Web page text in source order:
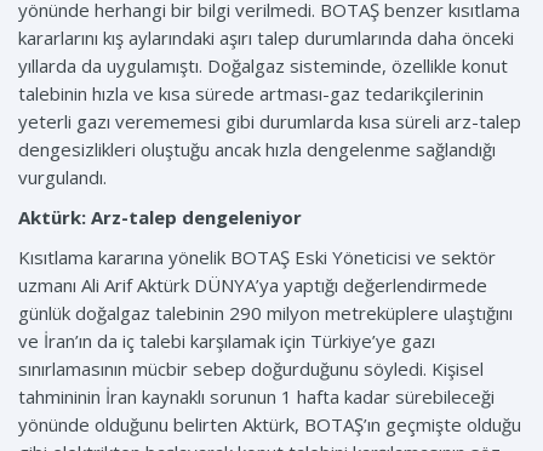
yönünde herhangi bir bilgi verilmedi. BOTAŞ benzer kısıtlama
kararlarını kış aylarındaki aşırı talep durumlarında daha önceki
yıllarda da uygulamıştı. Doğalgaz sisteminde, özellikle konut
talebinin hızla ve kısa sürede artması-gaz tedarikçilerinin
yeterli gazı verememesi gibi durumlarda kısa süreli arz-talep
dengesizlikleri oluştuğu ancak hızla dengelenme sağlandığı
vurgulandı.
Aktürk: Arz-talep dengeleniyor
Kısıtlama kararına yönelik BOTAŞ Eski Yöneticisi ve sektör
uzmanı Ali Arif Aktürk DÜNYA’ya yaptığı değerlendirmede
günlük doğalgaz talebinin 290 milyon metreküplere ulaştığını
ve İran’ın da iç talebi karşılamak için Türkiye’ye gazı
sınırlamasının mücbir sebep doğurduğunu söyledi. Kişisel
tahmininin İran kaynaklı sorunun 1 hafta kadar sürebileceği
yönünde olduğunu belirten Aktürk, BOTAŞ’ın geçmişte olduğu